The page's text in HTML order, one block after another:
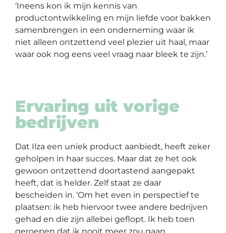
‘Ineens kon ik mijn kennis van
productontwikkeling en mijn liefde voor bakken
samenbrengen in een onderneming waar ik
niet alleen ontzettend veel plezier uit haal, maar
waar ook nog eens veel vraag naar bleek te zijn.’
Ervaring uit vorige
bedrijven
Dat Ilza een uniek product aanbiedt, heeft zeker
geholpen in haar succes. Maar dat ze het ook
gewoon ontzettend doortastend aangepakt
heeft, dat is helder. Zelf staat ze daar
bescheiden in. ‘Om het even in perspectief te
plaatsen: ik heb hiervoor twee andere bedrijven
gehad en die zijn allebei geflopt. Ik heb toen
geroepen dat ik nooit meer zou gaan